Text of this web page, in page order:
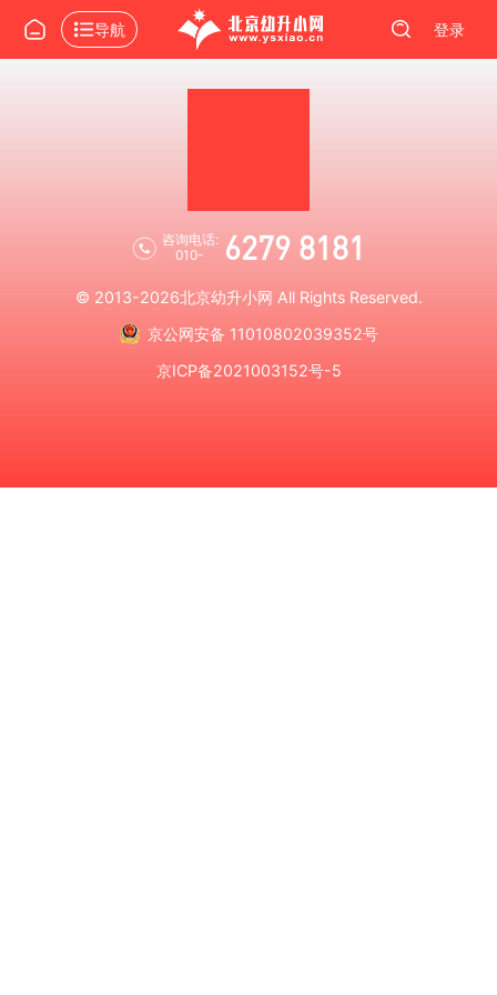
导航 登录
咨询电话:
010-
6279 8181
© 2013-2026北京幼升小网 All Rights Reserved.
京公网安备 11010802039352号
京ICP备2021003152号-5